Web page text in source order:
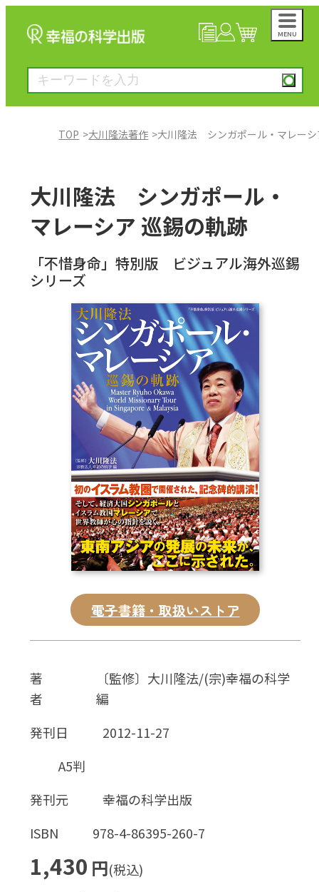
MENU
一般書
絵本
雑誌
CD
DVD・ブルーレイ
雑貨
外国語
TOP 大川隆法著作 大川隆法 シンガポール・マレーシ
大川隆法 シンガポール・
マレーシア 巡錫の軌跡
「不惜身命」特別版 ビジュアル海外巡錫
シリーズ
電子書籍・取扱いストア
著
者
〔監修〕大川隆法/(宗)幸福の科学
編
発刊日
2012-11-27
A5判
発刊元
幸福の科学出版
ISBN
978-4-86395-260-7
1,430 円(税込)